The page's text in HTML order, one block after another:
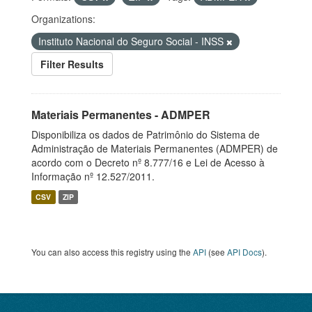
Organizations:
Instituto Nacional do Seguro Social - INSS
Filter Results
Materiais Permanentes - ADMPER
Disponibiliza os dados de Patrimônio do Sistema de
Administração de Materiais Permanentes (ADMPER) de
acordo com o Decreto nº 8.777/16 e Lei de Acesso à
Informação nº 12.527/2011.
CSV ZIP
You can also access this registry using the API (see API Docs).